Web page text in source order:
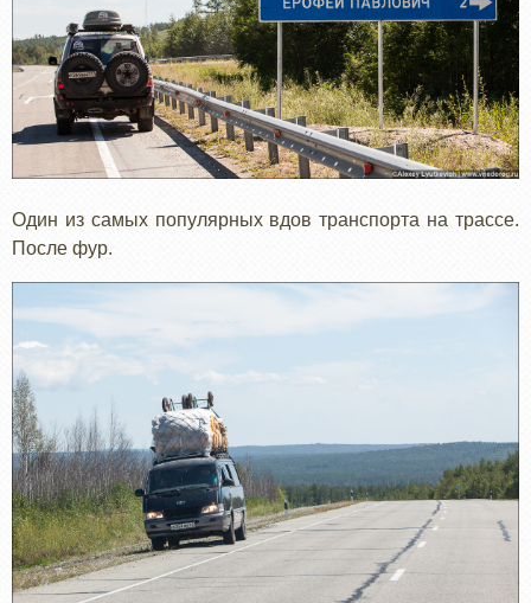
Один из самых популярных вдов транспорта на трассе.
После фур.